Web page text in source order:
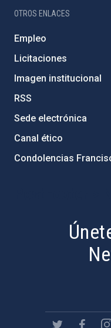
OTROS ENLACES
Empleo
Licitaciones
Imagen institucional
RSS
Sede electrónica
Canal ético
Condolencias